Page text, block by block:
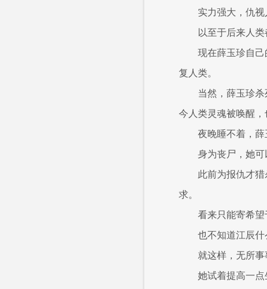
实力强大，仇
以至于后来人
现在薛玉珍自
复人类。
当然，薛玉珍
今人类灵魂被唤醒
夜晚睡不着，
身为丧尸，她
此前为报仇才
求。
看来只能寄希
也不知道江辰
就这样，无所
她试着提高一